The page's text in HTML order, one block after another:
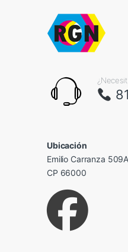
Ubicación
Emilio Carranza
CP 66000